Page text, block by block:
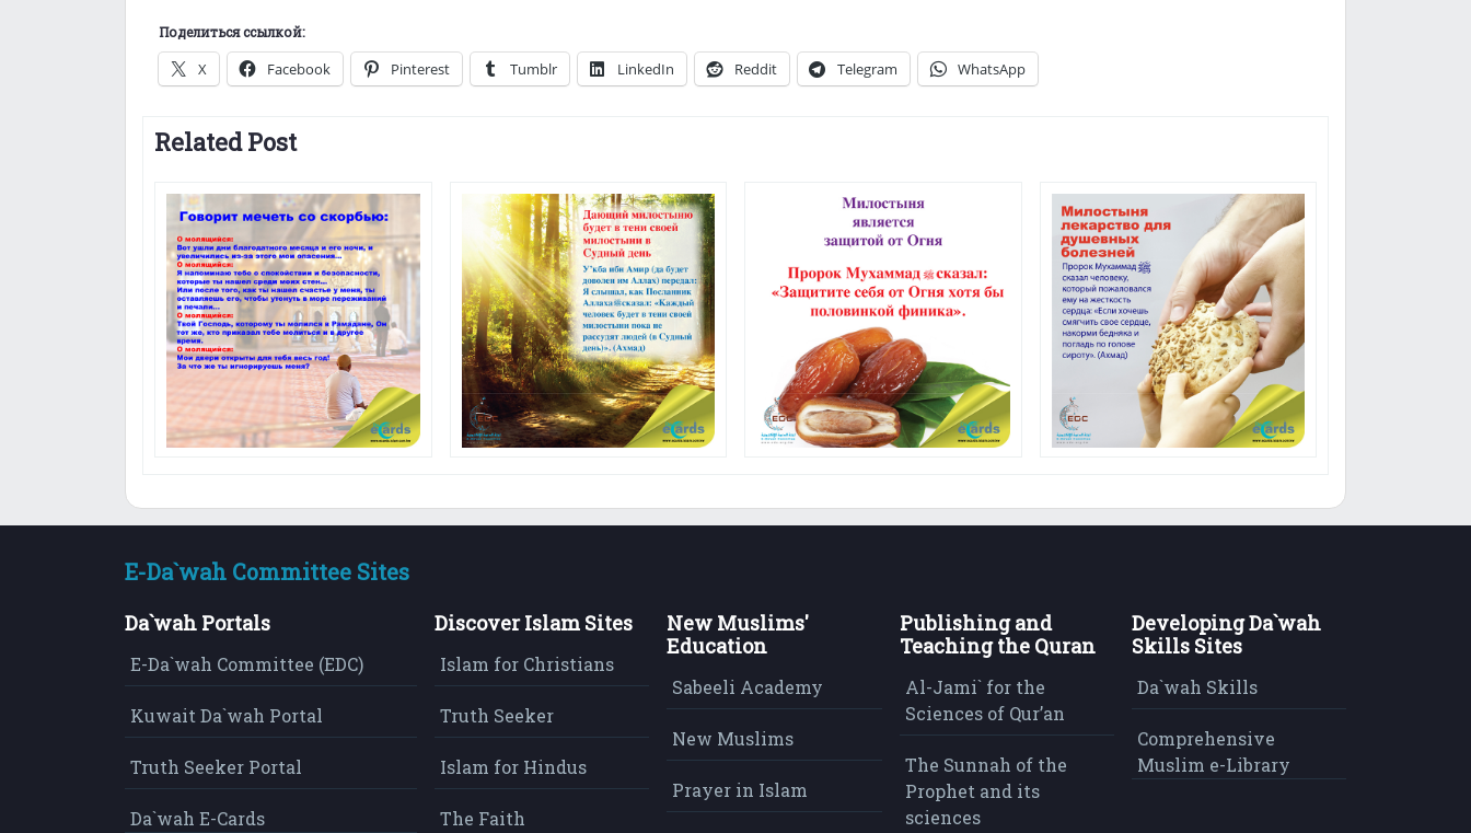
Поделиться ссылкой:
X Facebook Pinterest Tumblr LinkedIn Reddit Telegram WhatsApp
Related Post
E-Da`wah Committee Sites
Da`wah Portals
E-Da`wah Committee (EDC)
Kuwait Da`wah Portal
Truth Seeker Portal
Da`wah E-Cards
Discover Islam Sites
Islam for Christians
Truth Seeker
Islam for Hindus
The Faith
New Muslims'
Education
Sabeeli Academy
New Muslims
Prayer in Islam
Publishing and
Teaching the Quran
Al-Jami` for the
Sciences of Qur’an
The Sunnah of the
Prophet and its
sciences
Developing Da`wah
Skills Sites
Da`wah Skills
Comprehensive
Muslim e-Library